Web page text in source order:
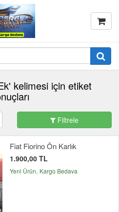
kelimesi için etiket
Filtrele
Fiat Fiorino Ön Karlık
1.900,00 TL
Yeni Ürün Kargo Bedava